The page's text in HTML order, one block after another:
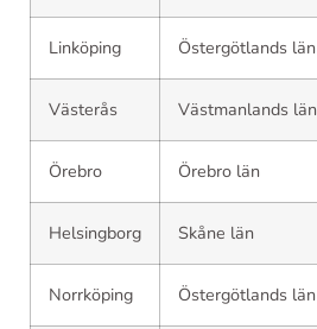
Linköping Östergötlands län
Västerås Västmanlands län
Örebro Örebro län
Helsingborg Skåne län
Norrköping Östergötlands län